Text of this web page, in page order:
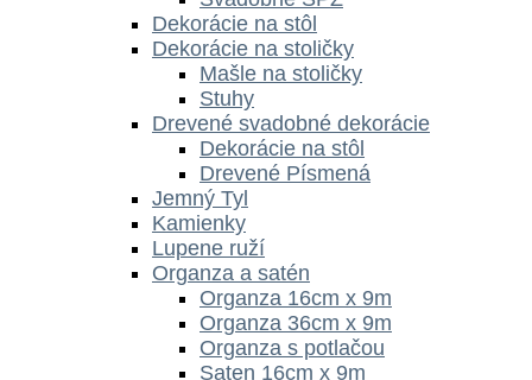
Dekorácie na stôl
Dekorácie na stoličky
Mašle na stoličky
Stuhy
Drevené svadobné dekorácie
Dekorácie na stôl
Drevené Písmená
Jemný Tyl
Kamienky
Lupene ruží
Organza a satén
Organza 16cm x 9m
Organza 36cm x 9m
Organza s potlačou
Saten 16cm x 9m